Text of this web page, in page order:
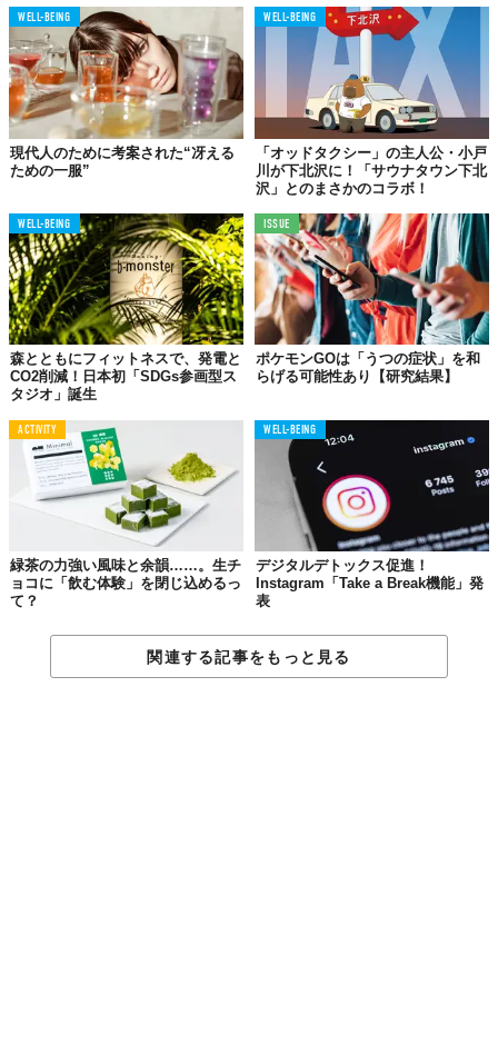
WELL-BEING
現代人のために考案された“冴える
ための一服”
WELL-BEING
「オッドタクシー」の主人公・小戸
川が下北沢に！「サウナタウン下北
沢」とのまさかのコラボ！
WELL-BEING
森とともにフィットネスで、発電と
CO2削減！日本初「SDGs参画型ス
タジオ」誕生
ISSUE
ポケモンGOは「うつの症状」を和
らげる可能性あり【研究結果】
ACTIVITY
緑茶の力強い風味と余韻……。生チ
ョコに「飲む体験」を閉じ込めるっ
て？
WELL-BEING
デジタルデトックス促進！
Instagram「Take a Break機能」発
表
関連する記事をもっと見る